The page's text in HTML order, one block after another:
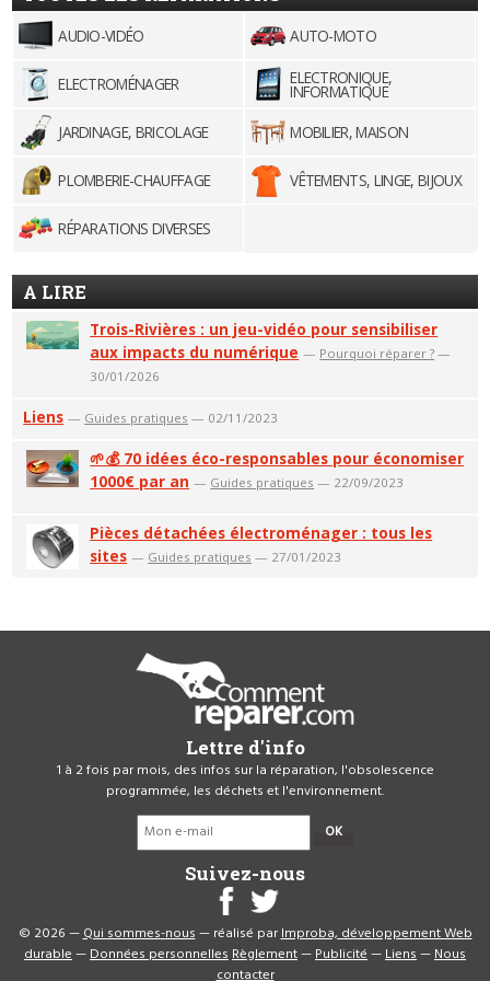
AUDIO-VIDÉO AUTO-MOTO
ELECTROMÉNAGER ELECTRONIQUE,
INFORMATIQUE
JARDINAGE, BRICOLAGE
MOBILIER, MAISON
PLOMBERIE-CHAUFFAGE VÊTEMENTS, LINGE, BIJOUX
RÉPARATIONS DIVERSES
A LIRE
Trois-Rivières : un jeu-vidéo pour sensibiliser
aux impacts du numérique — Pourquoi réparer ? —
30/01/2026
Liens — Guides pratiques — 02/11/2023
🌱💰 70 idées éco-responsables pour économiser
1000€ par an — Guides pratiques — 22/09/2023
Pièces détachées électroménager : tous les
sites — Guides pratiques — 27/01/2023
Lettre d'info
1 à 2 fois par mois, des infos sur la réparation, l'obsolescence
programmée, les déchets et l'environnement.
OK
Suivez-nous
© 2026 —Qui sommes-nous— réalisé parImproba, développement Web
durable—Données personnellesRèglement—Publicité—Liens—Nous
contacter